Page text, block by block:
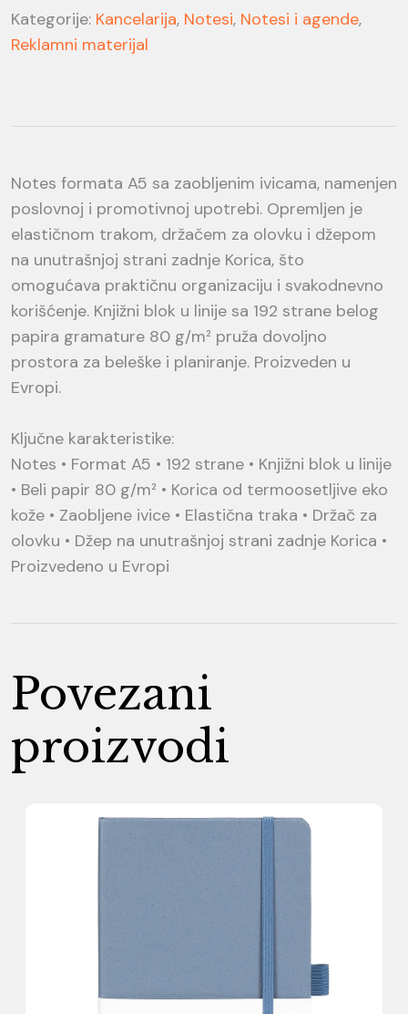
Kategorije: Kancelarija, Notesi, Notesi i agende,
Reklamni materijal
Notes formata A5 sa zaobljenim ivicama, namenjen
poslovnoj i promotivnoj upotrebi. Opremljen je
elastičnom trakom, držačem za olovku i džepom
na unutrašnjoj strani zadnje Korica, što
omogućava praktičnu organizaciju i svakodnevno
korišćenje. Knjižni blok u linije sa 192 strane belog
papira gramature 80 g/m² pruža dovoljno
prostora za beleške i planiranje. Proizveden u
Evropi.
Ključne karakteristike:
Notes • Format A5 • 192 strane • Knjižni blok u linije
• Beli papir 80 g/m² • Korica od termoosetljive eko
kože • Zaobljene ivice • Elastična traka • Držač za
olovku • Džep na unutrašnjoj strani zadnje Korica •
Proizvedeno u Evropi
Povezani
proizvodi